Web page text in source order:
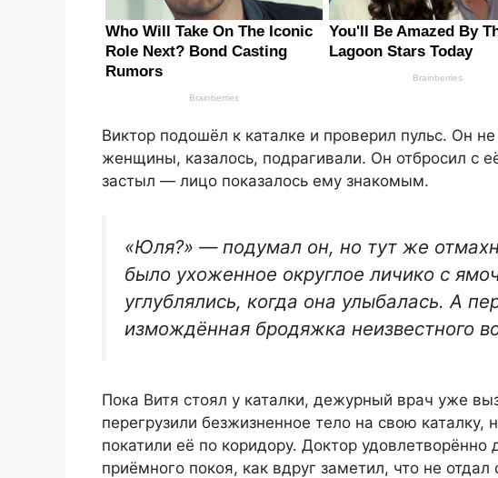
Виктор подошёл к каталке и проверил пульс. Он
женщины, казалось, подрагивали. Он отбросил с
застыл — лицо показалось ему знакомым.
«Юля?» — подумал он, но тут же
было ухоженное округлое личико с
углублялись, когда она улыбалась. А
измождённая бродяжка неизвестного
Пока Витя стоял у каталки, дежурный врач уже
перегрузили безжизненное тело на свою каталку,
покатили её по коридору. Доктор удовлетворённо
приёмного покоя, как вдруг заметил, что не